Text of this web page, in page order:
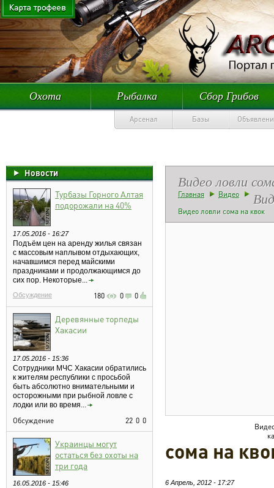
Охота Рыбалка Сбор Грибов
Арсенал Базы
Новости
Турбазы Горного Алтая
подорожали на 40%
17.05.2016 - 16:27
Подъём цен на аренду жилья связан
с массовым наплывом отдыхающих,
начавшимся перед майскими
праздниками и продолжающимся до
сих пор. Некоторые...
Обсуждение 180 0 0
Деревянные торпеды
Хакасии
17.05.2016 - 15:36
Сотрудники МЧС Хакасии обратились
к жителям республики с просьбой
быть абсолютно внимательными и
осторожными при рыбной ловле с
лодки или во время...
Обсуждение 22 0 0
Украинцы могут
остаться без охоты на
три года
16.05.2016 - 15:46
Видео ловли
Главная Видео
Видео ловли сома на квок
сома на
6 Апрель, 2012 - 17:27